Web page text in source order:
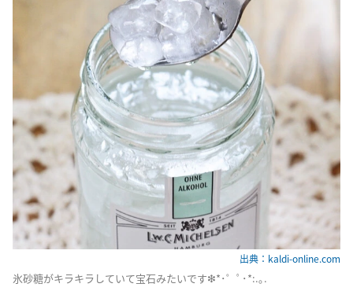
出典：kaldi-online.com
氷砂糖がキラキラしていて宝石みたいです❇︎*･゜ﾟ･*:.｡.